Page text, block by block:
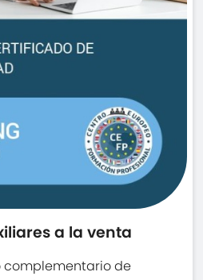
a la venta
complementario de